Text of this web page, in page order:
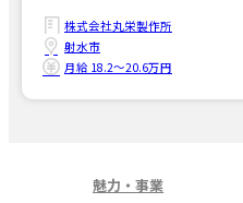
株式会社丸栄製作所
射水市
月給 18.2〜20.6万円
魅力・事業